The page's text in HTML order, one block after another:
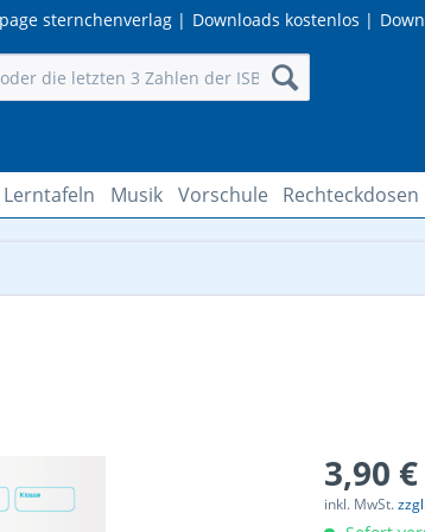
Downloads kostenlos |
sternchenverlag |
Lerntafeln Musik Vorschule Rechteckdosen
3,90
inkl. MwSt.